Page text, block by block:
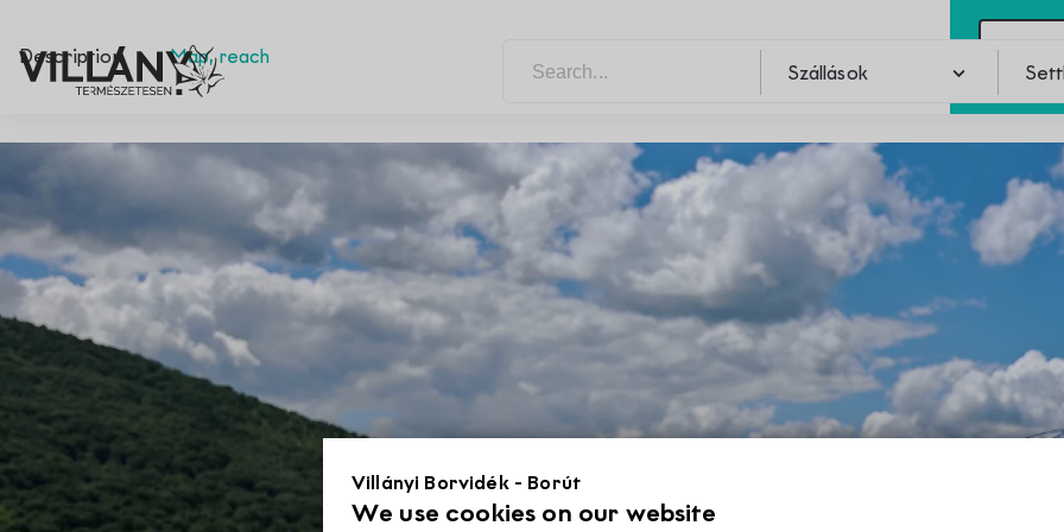
Villányi Borvidék - Borút
We use cookies on our website
Szabadidő
Szállások
Description Map, reach